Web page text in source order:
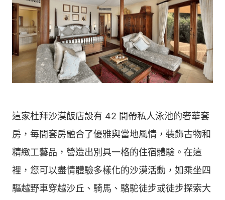
這家杜拜沙漠飯店設有 42 間帶私人泳池的奢華套
房，每間套房融合了優雅與當地風情，裝飾古物和
精緻工藝品，營造出別具一格的住宿體驗。在這
裡，您可以盡情體驗多樣化的沙漠活動，如乘坐四
驅越野車穿越沙丘、騎馬、駱駝徒步或徒步探索大